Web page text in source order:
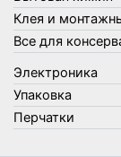
Швабры,
Шнуры,
Электроника
Элементы
Клея и
Все для
Электроника
Упаковка
Перчатки